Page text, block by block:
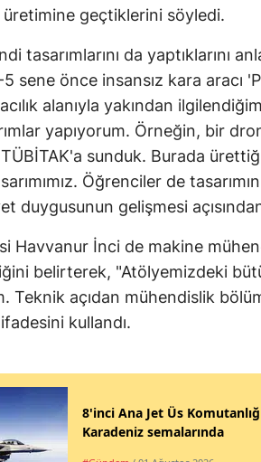
geçtiklerini söyledi.
tasarımlarını da yaptıklarını
sene önce insansız kara aracı
alanıyla yakından
yapıyorum. Örneğin, bir
sunduk. Burada
Öğrenciler de
duygusunun gelişmesi
Havvanur İnci de makine
belirterek, "Atölyemizdeki
Teknik açıdan mühendislik
kullandı.
8'inci Ana Jet Üs
Karadeniz semalarında